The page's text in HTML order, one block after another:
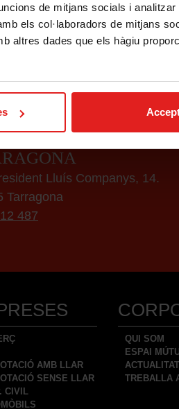
de mitjans socials i
els col·laboradors de mitjans
altres dades que els hàgiu
COMERCIAL
Lluís Companys, 14.
Tarragona
487
AMB LLAR
SENSE LLAR
CIVIL
QUI SOM
ESPAI
ACTUALITAT
TREBALLA